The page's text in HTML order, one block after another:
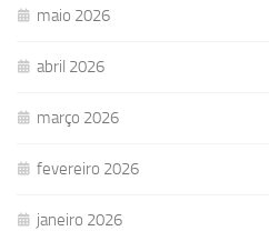
maio 2026
abril 2026
março 2026
fevereiro 2026
janeiro 2026